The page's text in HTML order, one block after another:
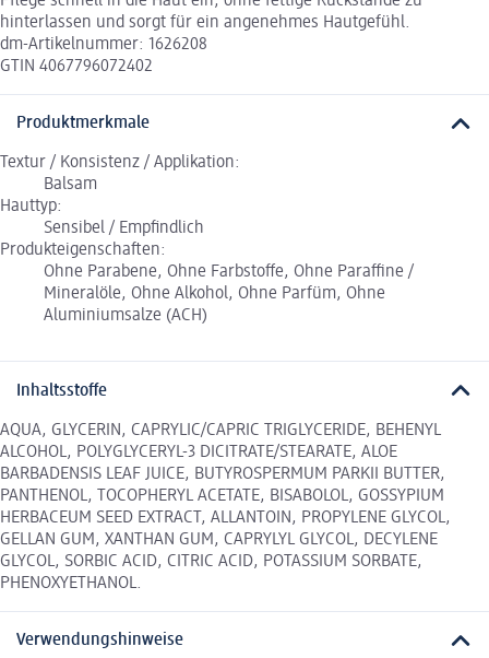
hinterlassen und sorgt für ein angenehmes Hautgefühl.
dm-Artikelnummer: 1626208
GTIN 4067796072402
Produktmerkmale
Textur / Konsistenz / Applikation:
Balsam
Hauttyp:
Sensibel / Empfindlich
Produkteigenschaften:
Ohne Parabene, Ohne Farbstoffe, Ohne Paraffine /
Mineralöle, Ohne Alkohol, Ohne Parfüm, Ohne
Aluminiumsalze (ACH)
Inhaltsstoffe
AQUA, GLYCERIN, CAPRYLIC/CAPRIC TRIGLYCERIDE, BEHENYL
ALCOHOL, POLYGLYCERYL-3 DICITRATE/STEARATE, ALOE
BARBADENSIS LEAF JUICE, BUTYROSPERMUM PARKII BUTTER,
PANTHENOL, TOCOPHERYL ACETATE, BISABOLOL, GOSSYPIUM
HERBACEUM SEED EXTRACT, ALLANTOIN, PROPYLENE GLYCOL,
GELLAN GUM, XANTHAN GUM, CAPRYLYL GLYCOL, DECYLENE
GLYCOL, SORBIC ACID, CITRIC ACID, POTASSIUM SORBATE,
PHENOXYETHANOL.
Verwendungshinweise